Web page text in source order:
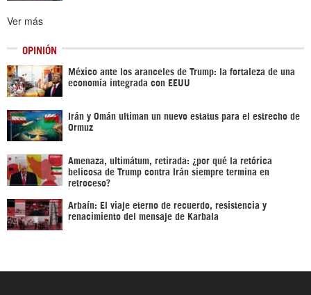
Ver más
OPINIÓN
México ante los aranceles de Trump: la fortaleza de una
economía integrada con EEUU
Irán y Omán ultiman un nuevo estatus para el estrecho de
Ormuz
Amenaza, ultimátum, retirada: ¿por qué la retórica
belicosa de Trump contra Irán siempre termina en
retroceso?
Arbaín: El viaje eterno de recuerdo, resistencia y
renacimiento del mensaje de Karbala